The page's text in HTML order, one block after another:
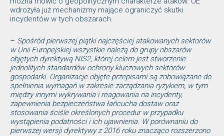
wdrożyła już mechanizmy mające ograniczyć skutki
incydentów w tych obszarach.
– Spośród pierwszej piątki najczęściej atakowanych sektorów
w Unii Europejskiej wszystkie należą do grupy obszarów
objętych dyrektywą NIS2, której celem jest stworzenie
jednolitych standardów ochrony kluczowych sektorów
gospodarki. Organizacje objęte przepisami są zobowiązane do
spełnienia wymagań w zakresie zarządzania ryzykiem, w tym
między innymi wykrywania i reagowania na incydenty,
zapewnienia bezpieczeństwa łańcucha dostaw oraz
stosowania ściśle określonych procedur w przypadku
wystąpienia podatności i ich ujawnienia. W porównaniu do
pierwszej wersji dyrektywy z 2016 roku znacząco rozszerzono